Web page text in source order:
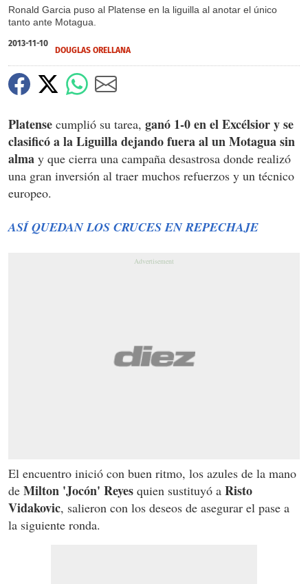
Ronald Garcia puso al Platense en la liguilla al anotar el único
tanto ante Motagua.
2013-11-10
DOUGLAS ORELLANA
Platense cumplió su tarea, ganó 1-0 en el Excélsior y se
clasificó a la Liguilla dejando fuera al un Motagua sin
alma y que cierra una campaña desastrosa donde realizó
una gran inversión al traer muchos refuerzos y un técnico
europeo.
ASÍ QUEDAN LOS CRUCES EN REPECHAJE
El encuentro inició con buen ritmo, los azules de la mano
de Milton 'Jocón' Reyes quien sustituyó a Risto
Vidakovic, salieron con los deseos de asegurar el pase a
la siguiente ronda.